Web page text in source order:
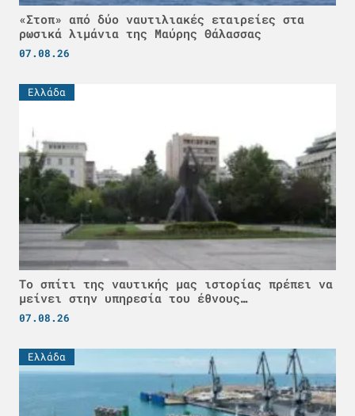
«Στοπ» από δύο ναυτιλιακές εταιρείες στα
ρωσικά λιμάνια της Μαύρης Θάλασσας
07.08.26
Ελλάδα
Το σπίτι της ναυτικής μας ιστορίας πρέπει να
μείνει στην υπηρεσία του έθνους…
07.08.26
Ελλάδα